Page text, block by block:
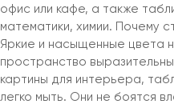
офис или кафе, а также
математики, химии. Почему
Яркие и насыщенные цвета
пространство
картины для интерьера,
легко мыть. Они не боятся